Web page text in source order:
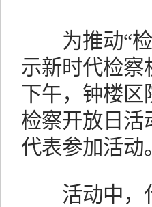
为推动“检
示新时代检察
下午，钟楼区
检察开放日活
代表参加活动。
活动中，代